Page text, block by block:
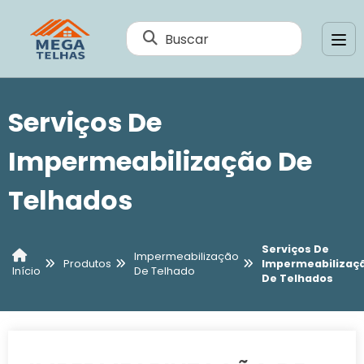
Buscar
Serviços De
Impermeabilização De
Telhados
Início
Produtos
Impermeabilização
De Telhado
Serviços De
De Telhados